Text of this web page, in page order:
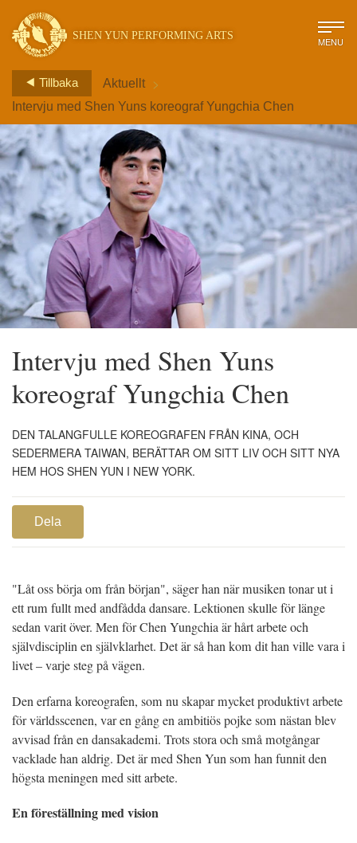
SHEN YUN PERFORMING ARTS MENU
Tillbaka Aktuellt >
Intervju med Shen Yuns koreograf Yungchia Chen
Intervju med Shen Yuns
koreograf Yungchia Chen
DEN TALANGFULLE KOREOGRAFEN FRÅN KINA, OCH
SEDERMERA TAIWAN, BERÄTTAR OM SITT LIV OCH SITT NYA
HEM HOS SHEN YUN I NEW YORK.
Dela
"Låt oss börja om från början", säger han när musiken tonar ut i
ett rum fullt med andfådda dansare. Lektionen skulle för länge
sedan varit över. Men för Chen Yungchia är hårt arbete och
självdisciplin en självklarhet. Det är så han kom dit han ville vara i
livet – varje steg på vägen.
Den erfarna koreografen, som nu skapar mycket produktivt arbete
för världsscenen, var en gång en ambitiös pojke som nästan blev
avvisad från en dansakademi. Trots stora och små motgångar
vacklade han aldrig. Det är med Shen Yun som han funnit den
högsta meningen med sitt arbete.
En föreställning med vision